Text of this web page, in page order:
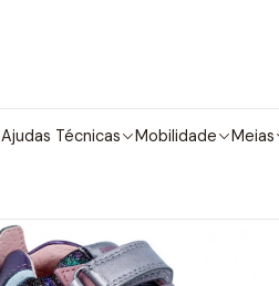
Ajudas Técnicas Mobilidade Meias